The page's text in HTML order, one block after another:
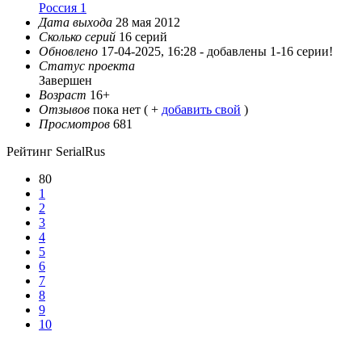
Россия 1
Дата выхода 28 мая 2012
Сколько серий 16 серий
Обновлено 17-04-2025, 16:28 - добавлены 1-16 серии!
Статус проекта
Завершен
Возраст 16+
Отзывов пока нет ( + добавить свой )
Просмотров 681
Рейтинг SerialRus
80
1
2
3
4
5
6
7
8
9
10